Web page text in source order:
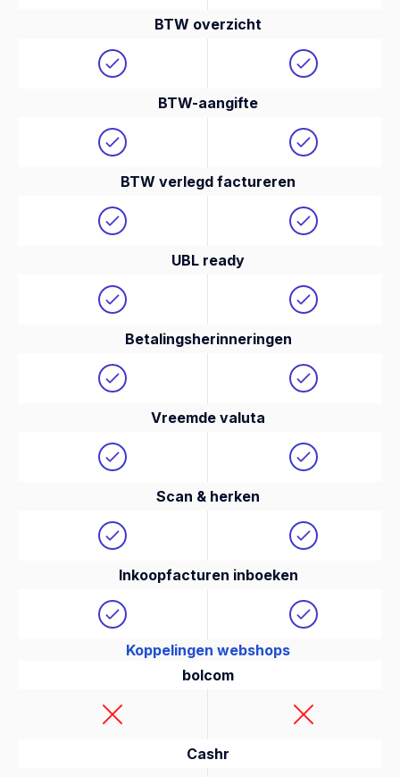
BTW overzicht
BTW-aangifte
BTW verlegd factureren
UBL ready
Betalingsherinneringen
Vreemde valuta
Scan & herken
Inkoopfacturen inboeken
Koppelingen webshops
bolcom
Cashr